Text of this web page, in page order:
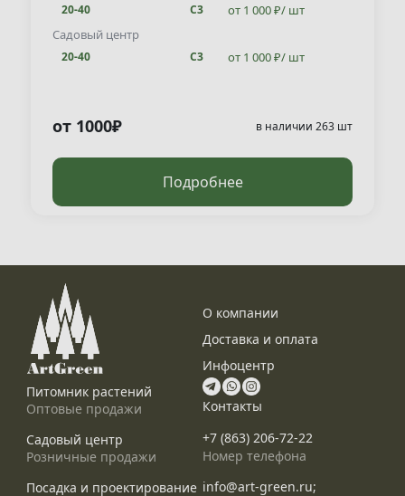
20-40 С3
от 1 000 ₽/ шт
Садовый центр
20-40 С3 от 1 000 ₽/ шт
от 1000₽ в наличии 263 шт
Подробнее
Питомник растений
Оптовые продажи
Садовый центр
Розничные продажи
Посадка и проектирование
О компании
Доставка и оплата
Инфоцентр
Контакты
+7 (863) 206-72-22
Номер телефона
info@art-green.ru;